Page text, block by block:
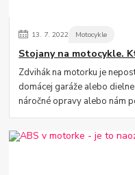
13. 7. 2022 Motocykle
Stojany na motocykle.
Zdvihák na motorku je
domácej garáže alebo
náročné opravy alebo nám